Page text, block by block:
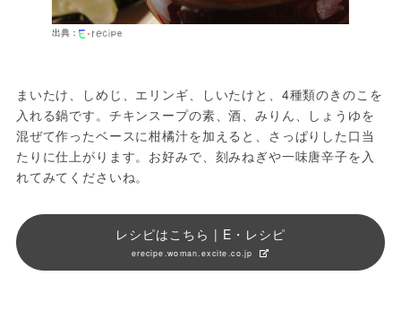
出典：
まいたけ、しめじ、エリンギ、しいたけと、4種類のきのこを
入れる鍋です。チキンスープの素、酒、みりん、しょうゆを
混ぜて作ったベースに柑橘汁を加えると、さっぱりした口当
たりに仕上がります。お好みで、刻みねぎや一味唐辛子を入
れてみてくださいね。
レシピはこちら | E・レシピ
erecipe.woman.excite.co.jp